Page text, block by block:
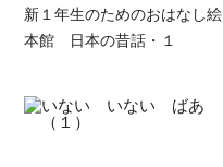
新１年生のためのおはなし絵
本館 日本の昔話・１